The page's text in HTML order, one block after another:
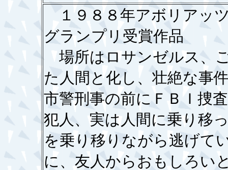
１９８８年アボリアッ
グランプリ受賞作品
場所はロサンゼルス、
た人間と化し、壮絶な事
市警刑事の前にＦＢＩ捜
犯人、実は人間に乗り移
を乗り移りながら逃げて
に、友人からおもしろい